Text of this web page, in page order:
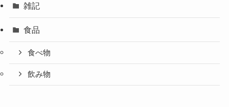
雑記
食品
食べ物
飲み物